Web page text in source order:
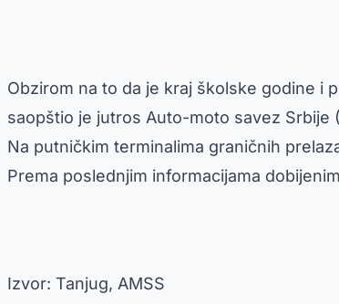
Obzirom na to da je kraj školske godine i
saopštio je jutros Auto-moto savez Srbije
Na putničkim terminalima graničnih
Prema poslednjim informacijama
Izvor: Tanjug, AMSS